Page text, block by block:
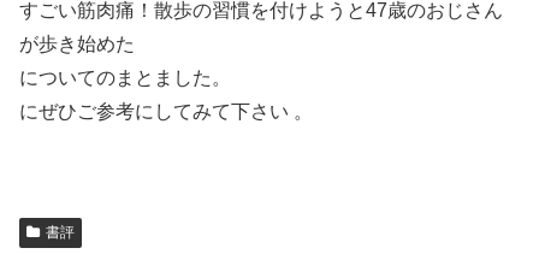
すごい筋肉痛！散歩の習慣を付けようと47歳のおじさん
が歩き始めた
についてのまとました。
にぜひご参考にしてみて下さい 。
書評